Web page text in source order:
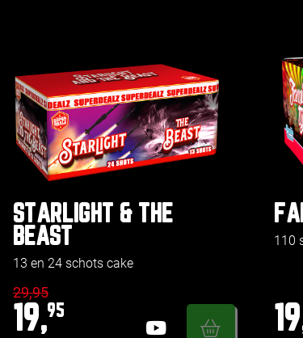
STARLIGHT & THE
BEAST
13 en 24 schots cake
29,95
19,95
110